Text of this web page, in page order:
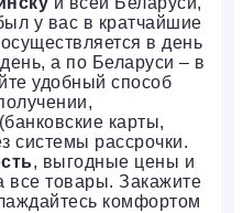
у вас в кратчайшие
в день
а по Беларуси – в
удобный способ
(банковские карты,
системы рассрочки.
, выгодные цены и
все товары. Закажите
комфортом